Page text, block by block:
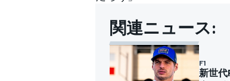
関連ニュース:
F1
新世